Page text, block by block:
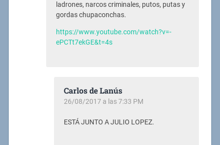
ladrones, narcos criminales, putos, putas y
gordas chupaconchas.
https://www.youtube.com/watch?v=-
ePCTt7ekGE&t=4s
Carlos de Lanús
26/08/2017 a las 7:33 PM
ESTÁ JUNTO A JULIO LOPEZ.